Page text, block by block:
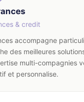
et radiations.
optimale et une
& credit
accompagne
des meilleures
multi-compagnies
et personnalise.